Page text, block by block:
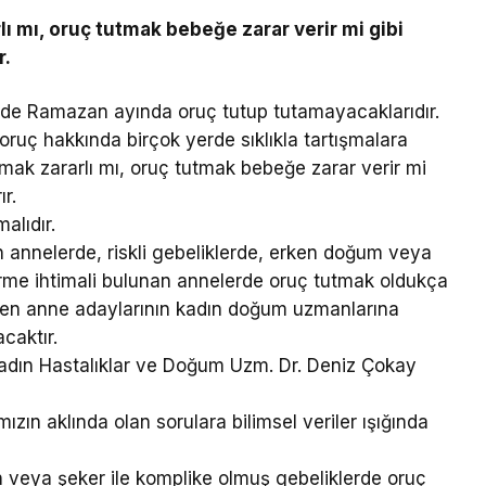
mı, oruç tutmak bebeğe zarar verir mi gibi
Ramazan ayında oruç tutup tutamayacaklarıdır.
hakkında birçok yerde sıklıkla tartışmalara
zararlı mı, oruç tutmak bebeğe zarar verir mi
annelerde, riskli gebeliklerde, erken doğum veya
ihtimali bulunan annelerde oruç tutmak oldukça
adaylarının kadın doğum uzmanlarına
Hastalıklar ve Doğum Uzm. Dr. Deniz Çokay
aklında olan sorulara bilimsel veriler ışığında
veya şeker ile komplike olmuş gebeliklerde oruç